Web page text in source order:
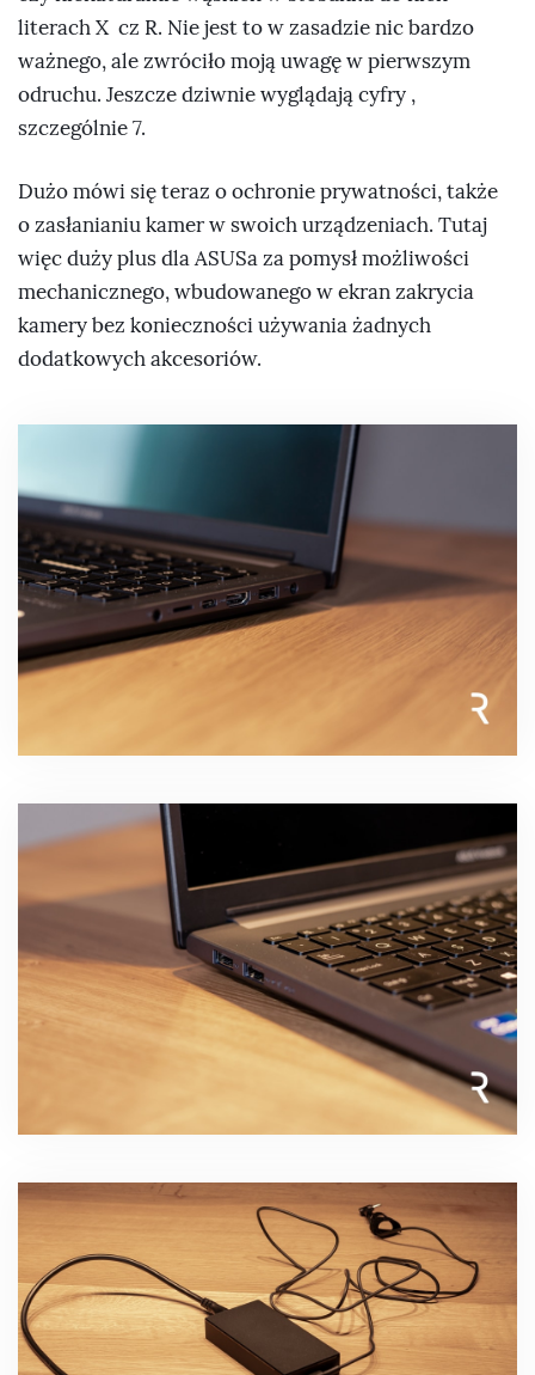
literach X cz R. Nie jest to w zasadzie nic bardzo
ważnego, ale zwróciło moją uwagę w pierwszym
odruchu. Jeszcze dziwnie wyglądają cyfry ,
szczególnie 7.
Dużo mówi się teraz o ochronie prywatności, także
o zasłanianiu kamer w swoich urządzeniach. Tutaj
więc duży plus dla ASUSa za pomysł możliwości
mechanicznego, wbudowanego w ekran zakrycia
kamery bez konieczności używania żadnych
dodatkowych akcesoriów.